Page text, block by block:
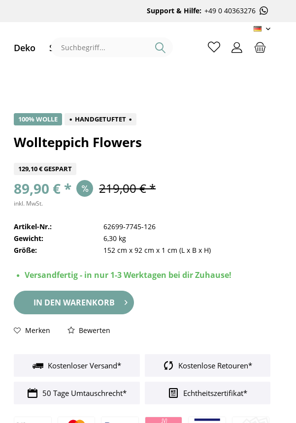
Support & Hilfe: +49 0 40363276
DE
Deko Sale %
100% WOLLE HANDGETUFTET
Wollteppich Flowers
129,10 € GESPART
89,90 € * 219,00 € *
inkl. MwSt.
Artikel-Nr.:
62699-7745-126
Gewicht:
6,30 kg
Größe:
152 cm x92 cm x 1 cm (L x B x H)
Versandfertig - in nur 1-3 Werktagen bei dir Zuhause!
IN DEN WARENKORB
Merken Bewerten
Kostenloser Versand* Kostenlose Retouren*
50 Tage Umtauschrecht* Echtheitszertifikat*